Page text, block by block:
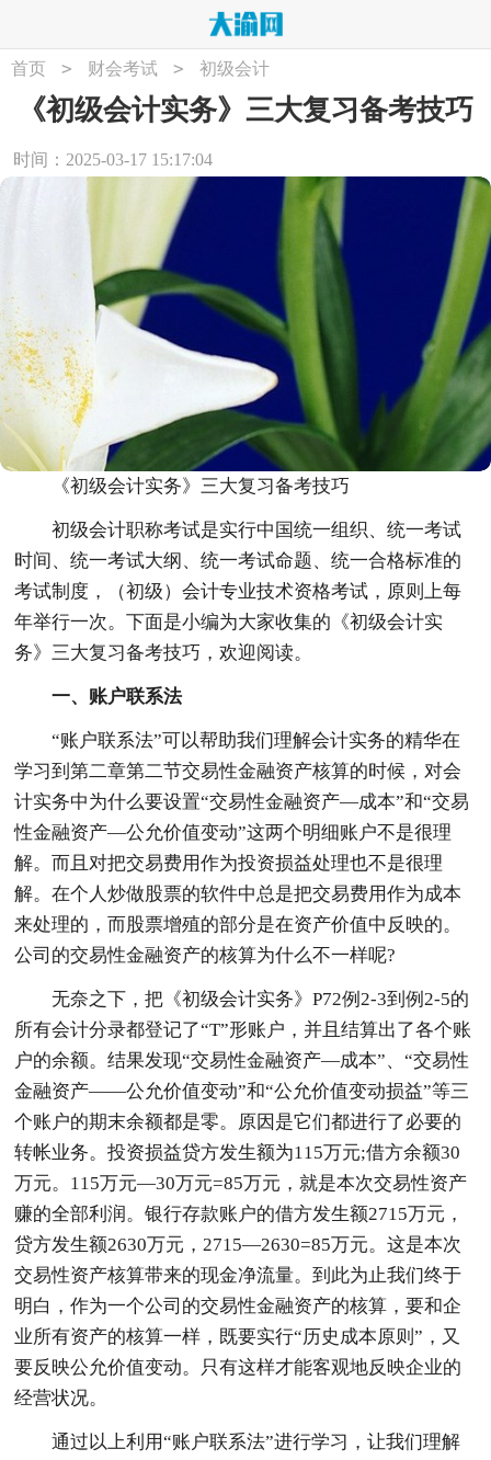
首页 > 财会考试 > 初级会计
《初级会计实务》三大复习备考技巧
时间：2025-03-17 15:17:04
《初级会计实务》三大复习备考技巧
初级会计职称考试是实行中国统一组织、统一考试
时间、统一考试大纲、统一考试命题、统一合格标准的
考试制度，（初级）会计专业技术资格考试，原则上每
年举行一次。下面是小编为大家收集的《初级会计实
务》三大复习备考技巧，欢迎阅读。
一、账户联系法
“账户联系法”可以帮助我们理解会计实务的精华在
学习到第二章第二节交易性金融资产核算的时候，对会
计实务中为什么要设置“交易性金融资产—成本”和“交易
性金融资产—公允价值变动”这两个明细账户不是很理
解。而且对把交易费用作为投资损益处理也不是很理
解。在个人炒做股票的软件中总是把交易费用作为成本
来处理的，而股票增殖的部分是在资产价值中反映的。
公司的交易性金融资产的核算为什么不一样呢?
无奈之下，把《初级会计实务》P72例2-3到例2-5的
所有会计分录都登记了“T”形账户，并且结算出了各个账
户的余额。结果发现“交易性金融资产—成本”、“交易性
金融资产——公允价值变动”和“公允价值变动损益”等三
个账户的期末余额都是零。原因是它们都进行了必要的
转帐业务。投资损益贷方发生额为115万元;借方余额30
万元。115万元—30万元=85万元，就是本次交易性资产
赚的全部利润。银行存款账户的借方发生额2715万元，
贷方发生额2630万元，2715—2630=85万元。这是本次
交易性资产核算带来的现金净流量。到此为止我们终于
明白，作为一个公司的交易性金融资产的核算，要和企
业所有资产的核算一样，既要实行“历史成本原则”，又
要反映公允价值变动。只有这样才能客观地反映企业的
经营状况。
通过以上利用“账户联系法”进行学习，让我们理解